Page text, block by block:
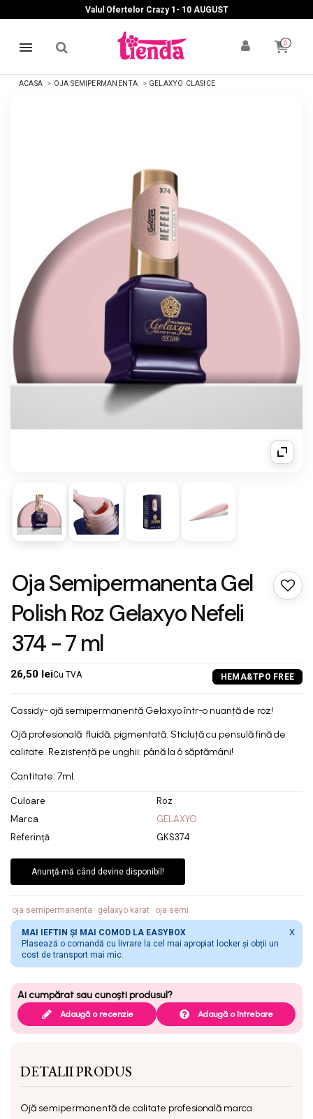
Valul Ofertelor Crazy 1- 10 AUGUST
0
ACASA OJA SEMIPERMANENTA GELAXYO CLASICE
Oja Semipermanenta Gel
Polish Roz Gelaxyo Nefeli
374 - 7 ml
26,50 leiCu TVA
Cassidy- ojă semipermanentă Gelaxyo într-o nuanță de roz!
Ojă profesională fluidă, pigmentată. Sticluță cu pensulă fină de
calitate. Rezistență pe unghii: până la 6 săptămâni!
Cantitate: 7ml.
Culoare
Roz
Marca
GELAXYO
Referință
GKS374
Anunță-mă când devine disponibil!
oja semipermanenta gelaxyo karat oja semi
MAI IEFTIN ȘI MAI COMOD LA EASYBOX
Plasează o comandă cu livrare la cel mai apropiat locker și obții un
cost de transport mai mic.
X
Adaugă o recenzie Adaugă o întrebare
DETALII PRODUS
Ojă semipermanentăde calitate profesională marca